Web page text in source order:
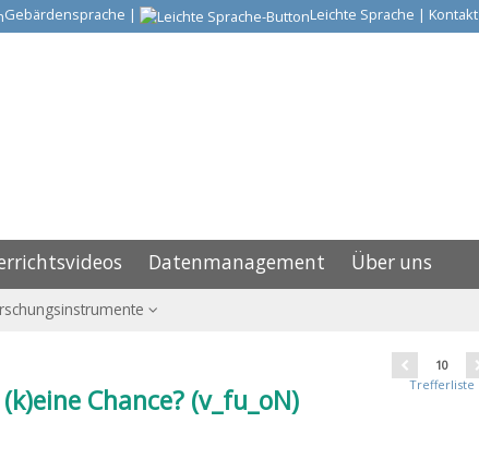
Gebärdensprache | Leichte Sprache | Kontakt
Datenmanagement Über uns
10
Trefferliste
Chance? (v_fu_oN)